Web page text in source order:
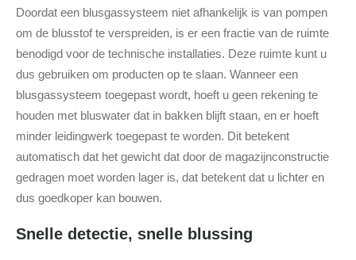
Doordat een blusgassysteem niet afhankelijk is van pompen
om de blusstof te verspreiden, is er een fractie van de ruimte
benodigd voor de technische installaties. Deze ruimte kunt u
dus gebruiken om producten op te slaan. Wanneer een
blusgassysteem toegepast wordt, hoeft u geen rekening te
houden met bluswater dat in bakken blijft staan, en er hoeft
minder leidingwerk toegepast te worden. Dit betekent
automatisch dat het gewicht dat door de magazijnconstructie
gedragen moet worden lager is, dat betekent dat u lichter en
dus goedkoper kan bouwen.
Snelle detectie, snelle blussing